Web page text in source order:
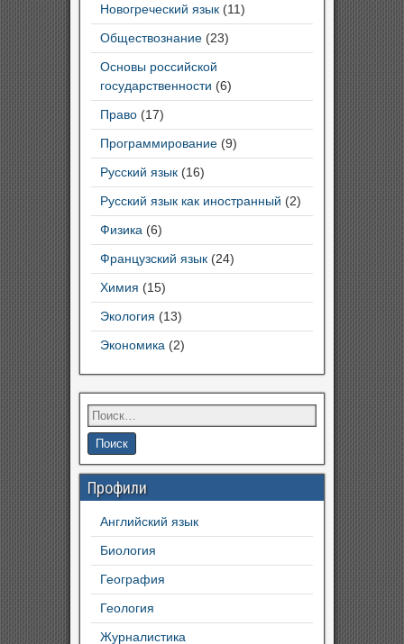
Новогреческий язык (11)
Обществознание (23)
Основы российской
государственности (6)
Право (17)
Программирование (9)
Русский язык (16)
Русский язык как иностранный (2)
Физика (6)
Французский язык (24)
Химия (15)
Экология (13)
Экономика (2)
Профили
Английский язык
Биология
География
Геология
Журналистика